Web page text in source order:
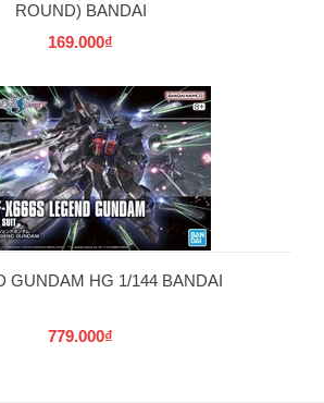
ROUND) BANDAI
169.000₫
GUNDAM HG 1/144 BANDAI
779.000₫